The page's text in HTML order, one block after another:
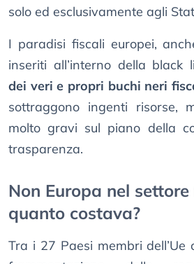
solo ed esclusivamente agli
I paradisi fiscali europei,
inseriti all’interno della black
dei veri e propri buchi neri
sottraggono ingenti risorse,
molto gravi sul piano della
trasparenza.
Non Europa nel
quanto costava?
Tra i 27 Paesi membri dell’Ue